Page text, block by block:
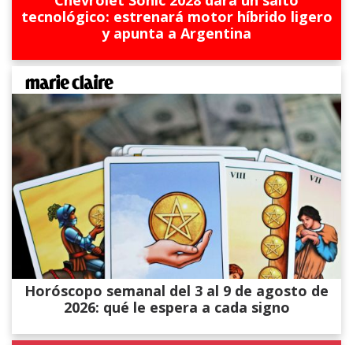
tecnológico: estrenará motor híbrido ligero
y apunta a Argentina
Horóscopo semanal del 3 al 9 de agosto de
2026: qué le espera a cada signo